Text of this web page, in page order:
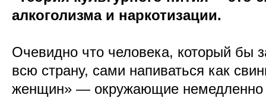
алкоголизма и наркотизации.
Очевидно что человека, который бы
всю страну, сами напиваться как
женщин» — окружающие немедленно